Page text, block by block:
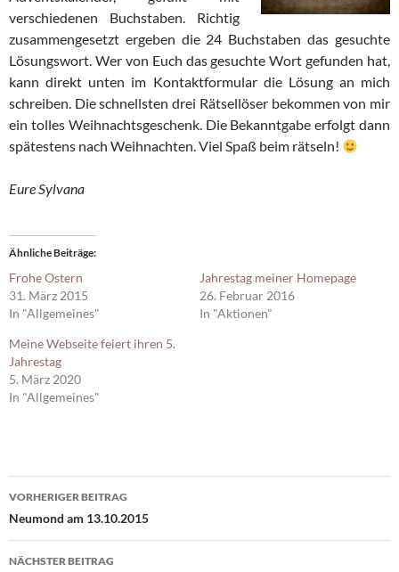
verschiedenen Buchstaben. Richtig
zusammengesetzt ergeben die 24 Buchstaben das gesuchte
Lösungswort. Wer von Euch das gesuchte Wort gefunden hat,
kann direkt unten im Kontaktformular die Lösung an mich
schreiben. Die schnellsten drei Rätsellöser bekommen von mir
ein tolles Weihnachtsgeschenk. Die Bekanntgabe erfolgt dann
spätestens nach Weihnachten. Viel Spaß beim rätseln!
Eure Sylvana
Ähnliche Beiträge
Frohe Ostern
31. März 2015
In "Allgemeines"
Jahrestag meiner Homepage
26. Februar 2016
In "Aktionen"
Meine Webseite feiert ihren 5.
Jahrestag
5. März 2020
In "Allgemeines"
Beitragsnavigation
VORHERIGER BEITRAG
Neumond am 13.10.2015
NÄCHSTER BEITRAG